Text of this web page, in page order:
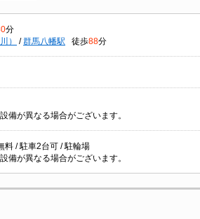
分
）
/ 群馬八幡駅 徒歩88分
備が異なる場合がございます。
料 / 駐車2台可 / 駐輪場
備が異なる場合がございます。